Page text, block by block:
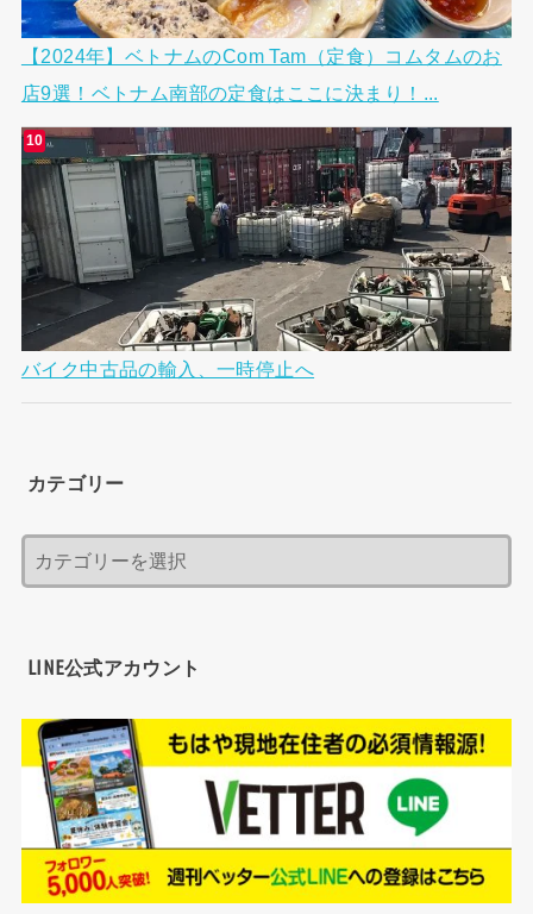
【2024年】ベトナムのCom Tam（定食）コムタムのお
店9選！ベトナム南部の定食はここに決まり！...
バイク中古品の輸入、一時停止へ
カテゴリー
LINE公式アカウント